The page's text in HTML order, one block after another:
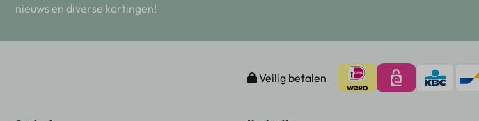
nieuws en diverse kortingen!
Veilig betalen